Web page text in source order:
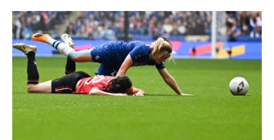
EMISIÓN 11:30 PM